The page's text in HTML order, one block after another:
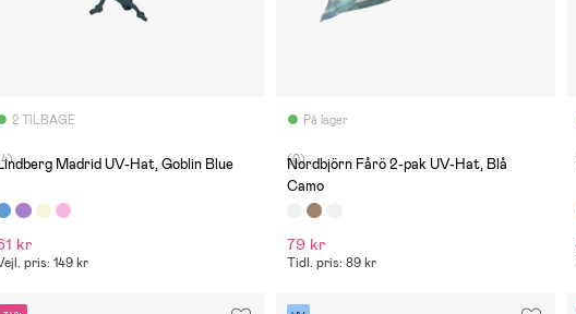
2 TILBAGE
Madrid UV-Hat, Goblin Blue
kr
pris: 149 kr
På lager
(0)
Nordbjörn Fårö 2-pak UV-Hat, Blå
Camo
79 kr
Tidl. pris: 89 kr